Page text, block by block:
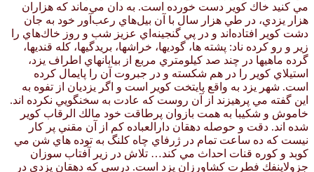
مي كنيد خاك كوير دست خورده است. به دان مي‌ماند كه هزاران
هزار يزدي، در طي هزار سال با آن بيل‌هاي رعب‌آور خود به جان
دشت كوير افتاده‌اند و در پي گنجينه‌اي عزيز شب و روز خاك‌هاي را
زير و رو كرده ناد: پشته ها، گوديها، خراشها، بريدگيها، كله قنديها،
گرده ماهيها در چند صد كيلومتري مربع از بيابانهاي اطراف يزد،
استيلاي كوير را در هم شكسته و در جبروت آن را پايمال كرده
است. شهر يزد به واقع پايتخت كوير است و اگر يزديان از تفوه به
اين گفته مي پرهيزند از آن روست كه عادت به سخنگويي نكرده اند.
خاموش و شكيبا به همت بازوان پرطاقت خود مالك الرقاب كوير
شده اند. دقت و حوصله دهقان دارالعباده كم از آن مقني پر كار
نيست كه ده ساعت تمام در ژرفاي چاه كلنگ به توده هاي شن مي
كوبد و كوره قنات احداث مي كند… تلاش در زير آفتاب سوزان
جزولاينفك فطرت كشاورزان يزد است. درسي كه دهقان يزدي در